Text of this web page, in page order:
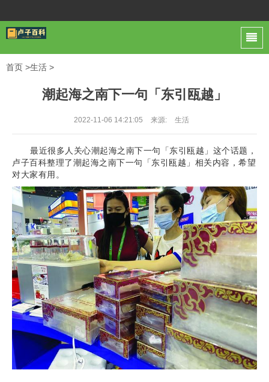
首页 >生活 >
潮起海之南下一句「东引瓯越」
2022-11-06 14:21:05 来源: 生活
最近很多人关心潮起海之南下一句「东引瓯越」这个话题，
卢子百科整理了潮起海之南下一句「东引瓯越」相关内容，希望
对大家有用。